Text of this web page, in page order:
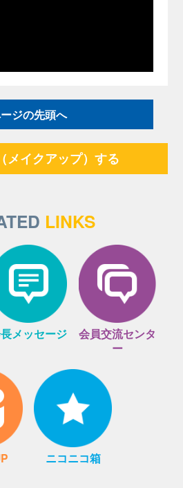
ジの先頭へ
メイクアップ）する
LINKS
メッセージ
会員交流センタ
ー
ニコニコ箱